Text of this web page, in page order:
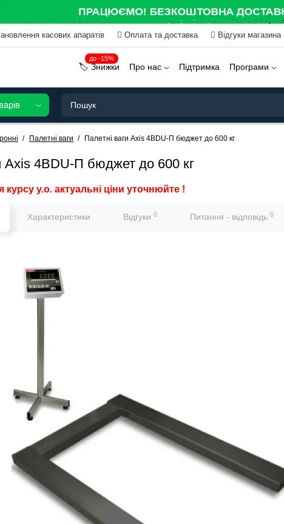
касових апаратів Оплата та доставка Відгуки магазина
до -15%
🏷️ Знижки Про нас Підтримка Програми
Палетні ваги Палетні ваги Axis 4BDU-П бюджет до 600 кг
Axis 4BDU-П бюджет до 600 кг
курсу у.о. актуальні ціни уточнюйте !
Характеристики Відгуки 0 Питання - відповідь 0